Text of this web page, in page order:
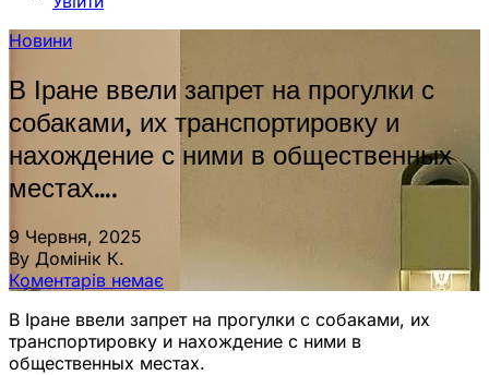
Новини
В Іране ввели запрет на прогулки с
собаками, их транспортировку и
нахождение с ними в общественных
местах….
9 Червня, 2025
By Домінік К.
Коментарів немає
В Іране ввели запрет на прогулки с собаками, их
транспортировку и нахождение с ними в
общественных местах.